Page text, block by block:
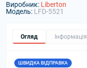
Виробник: Liberton
Модель: LFD-5521
Огляд Інформація
ШВИДКА ВІДПРАВКА